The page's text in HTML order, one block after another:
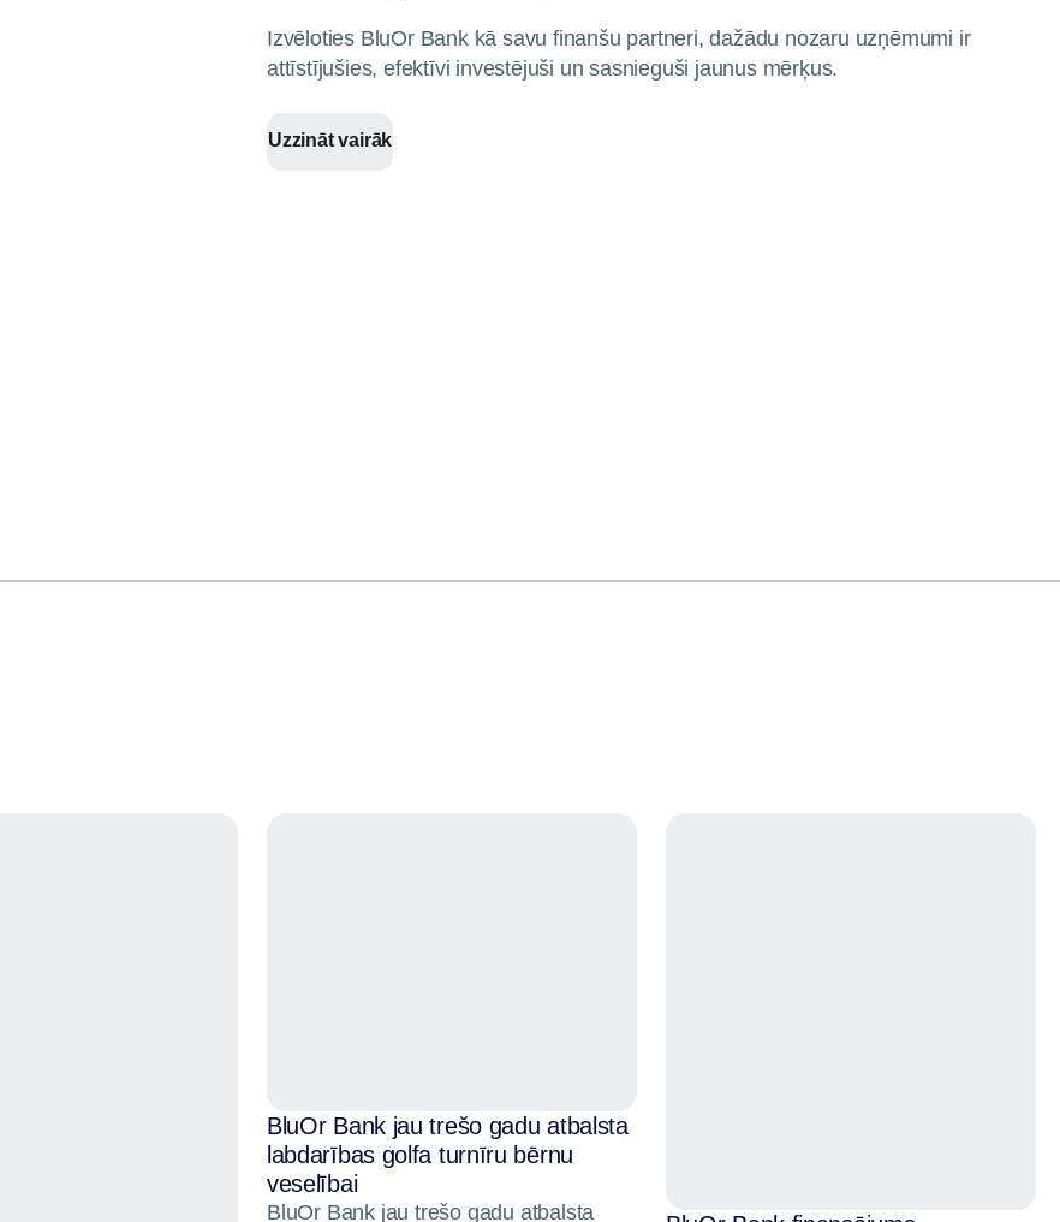
Izvēloties BluOr Bank kā savu finanšu partneri, dažādu nozaru uzņēmumi ir
attīstījušies, efektīvi investējuši un sasnieguši jaunus mērķus.
Uzzināt vairāk
BluOr Bank jau trešo gadu atbalsta
labdarības golfa turnīru bērnu
veselībai
BluOr Bank jau trešo gadu atbalsta